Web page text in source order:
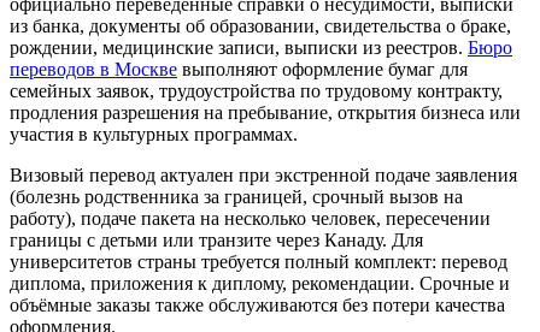
официально переведённые справки о несудимости, выписки
из банка, документы об образовании, свидетельства о браке,
рождении, медицинские записи, выписки из реестров. Бюро
переводов в Москве выполняют оформление бумаг для
семейных заявок, трудоустройства по трудовому контракту,
продления разрешения на пребывание, открытия бизнеса или
участия в культурных программах.
Визовый перевод актуален при экстренной подаче заявления
(болезнь родственника за границей, срочный вызов на
работу), подаче пакета на несколько человек, пересечении
границы с детьми или транзите через Канаду. Для
университетов страны требуется полный комплект: перевод
диплома, приложения к диплому, рекомендации. Срочные и
объёмные заказы также обслуживаются без потери качества
оформления.